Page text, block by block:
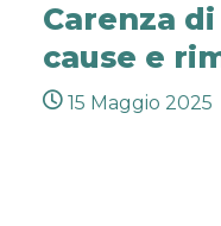
Carenza
cause e
15 Maggio 2025